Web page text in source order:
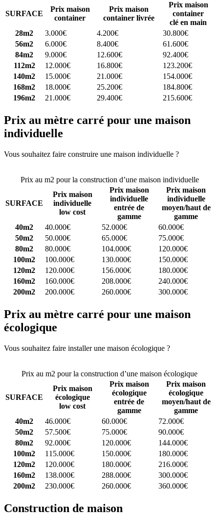
SURFACE
Prix maison
container
Prix maison
container livrée
Prix maison
container
clé en main
28m2
3.000€ 4.200€
30.800€
56m2
6.000€ 8.400€
61.600€
84m2
9.000€ 12.600€
92.400€
112m2
12.000€ 16.800€
123.200€
140m2
15.000€ 21.000€
154.000€
168m2
18.000€ 25.200€
184.800€
196m2
21.000€ 29.400€ 215.600€
Prix au mètre carré pour une maison
individuelle
Vous souhaitez faire construire une maison individuelle ?
Prix au m2 pour la construction d’une maison individuelle
SURFACE
Prix maison
individuelle
low cost
Prix maison
individuelle
entrée de
gamme
Prix maison
individuelle
moyen/haut de
gamme
40m2
40.000€ 52.000€
60.000€
50m2
50.000€ 65.000€
75.000€
80m2
80.000€ 104.000€
120.000€
100m2
100.000€ 130.000€
150.000€
120m2
120.000€ 156.000€
180.000€
160m2
160.000€ 208.000€
240.000€
200m2
200.000€ 260.000€ 300.000€
Prix au mètre carré pour une maison
écologique
Vous souhaitez faire installer une maison écologique ?
Prix au m2 pour la construction d’une maison écologique
SURFACE
Prix maison
écologique
low cost
Prix maison
écologique
entrée de
gamme
Prix maison
écologique
moyen/haut de
gamme
40m2
46.000€ 60.000€
72.000€
50m2
57.500€ 75.000€
90.000€
80m2
92.000€ 120.000€
144.000€
100m2
115.000€ 150.000€
180.000€
120m2
120.000€ 180.000€
216.000€
160m2
138.000€ 288.000€
300.000€
200m2
230.000€ 260.000€ 360.000€
Construction de maison